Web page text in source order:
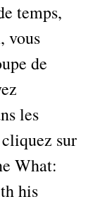
temps,
vous
de
les
sur
What:
his